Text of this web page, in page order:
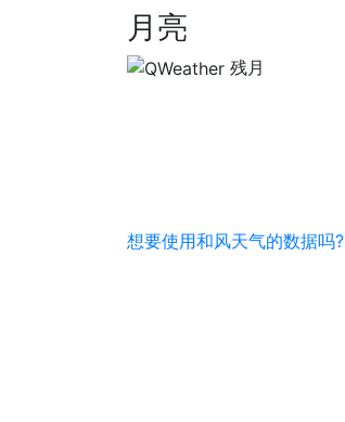
月亮
残月
想要使用和风天气的数据吗?